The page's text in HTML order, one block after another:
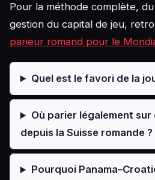
Pour la méthode complète,
gestion du capital de jeu,
parieur romand pour le
Quel est le favori de la
Où parier légalement sur
depuis la Suisse romande ?
Pourquoi